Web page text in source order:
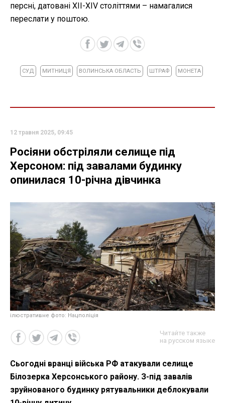
персні, датовані XII-XIV століттями – намагалися
переслати у поштою.
СУД МИТНИЦЯ ВОЛИНСЬКА ОБЛАСТЬ ШТРАФ МОНЕТА
12 травня 2025, 09:45
Росіяни обстріляли селище під
Херсоном: під завалами будинку
опинилася 10-річна дівчинка
ілюстративне фото: Нацполіція
Читайте также
на русском языке
Сьогодні вранці війська РФ атакували селище
Білозерка Херсонського району. З-під завалів
зруйнованого будинку рятувальники деблокували